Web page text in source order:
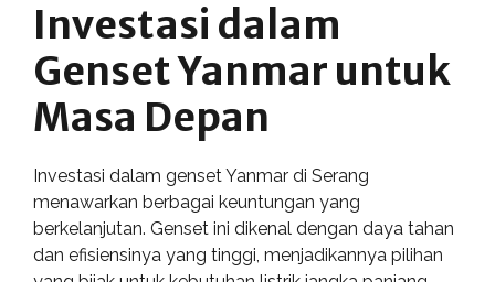
Investasi dalam
Genset Yanmar untuk
Masa Depan
Investasi dalam genset Yanmar di Serang
menawarkan berbagai keuntungan yang
berkelanjutan. Genset ini dikenal dengan daya tahan
dan efisiensinya yang tinggi, menjadikannya pilihan